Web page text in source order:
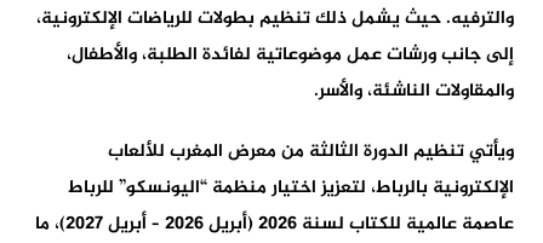
والترفيه. حيث يشمل ذلك تنظيم بطولات للرياضات الإلكترونية،
إلى جانب ورشات عمل موضوعاتية لفائدة الطلبة، والأطفال،
والمقاولات الناشئة، والأسر.
ويأتي تنظيم الدورة الثالثة من معرض المغرب للألعاب
الإلكترونية بالرباط، لتعزيز اختيار منظمة “اليونسكو” للرباط
عاصمة عالمية للكتاب لسنة 2026 (أبريل 2026 – أبريل 2027)، ما